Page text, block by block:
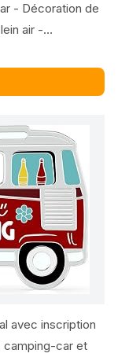
- Décoration de
air -
avec inscription
camping-car et